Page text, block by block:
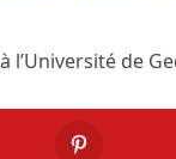
l’Université de